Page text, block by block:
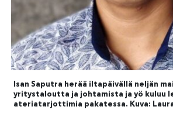
Isan Saputra herää iltapäivällä neljän
yritystaloutta ja johtamista ja yö kuluu
ateriatarjottimia pakatessa. Kuva: